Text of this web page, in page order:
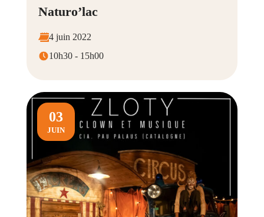
Naturo’lac
4 juin 2022
10h30 - 15h00
03
JUIN